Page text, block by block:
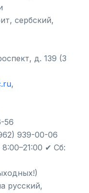
сербский,
д. 139 (3
,
56
939-00-06
✔ Сб:
русский,